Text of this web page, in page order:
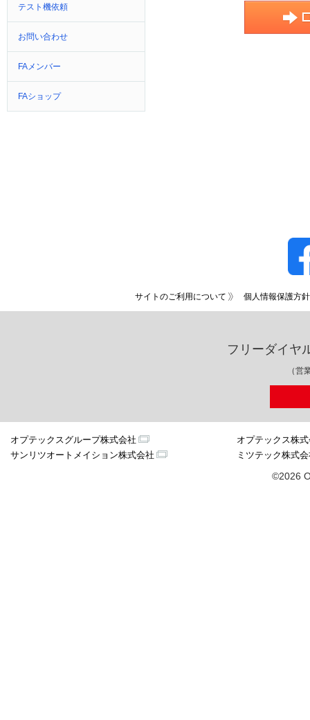
テスト機依頼
お問い合わせ
FAメンバー
FAショップ
サイトのご利用について 個人情報保護方針
フリーダイヤ
（営
オプテックスグループ株式会社
オプテックス株
サンリツオートメイション株式会社
ミツテック株式
©2026